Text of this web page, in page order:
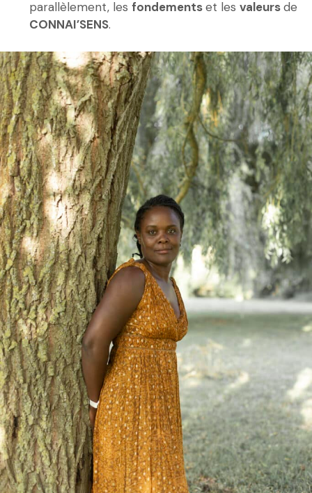
parallèlement, les fondementset les valeursde
CONNAI’SENS.